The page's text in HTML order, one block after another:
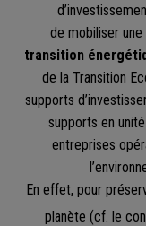
de mobiliser
transition
de la Transition
supports
supports en
entreprises
En effet, pour
planète (cf. le